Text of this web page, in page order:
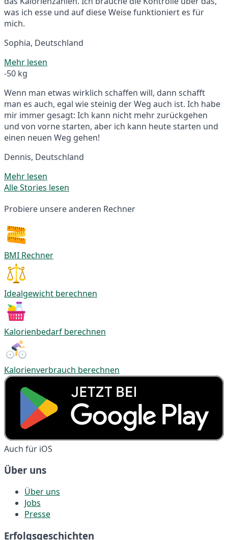
was ich esse und auf diese Weise funktioniert es für
mich.
Sophia, Deutschland
Mehr lesen
-50 kg
Wenn man etwas wirklich schaffen will, dann schafft
man es auch, egal wie steinig der Weg auch ist. Ich habe
mir immer gesagt: Ich kann nicht mehr zurückgehen
und von vorne starten, aber ich kann heute starten und
einen neuen Weg gehen!
Dennis, Deutschland
Mehr lesen
Alle Stories lesen
Probiere unsere anderen Rechner
BMI Rechner
Idealgewicht berechnen
Kalorienbedarf berechnen
Kalorienverbrauch berechnen
Auch für iOS
Über uns
Über uns
Jobs
Presse
Erfolgsgeschichten